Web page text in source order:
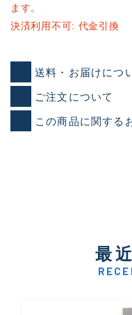
ます。
決済利用不可: 代金引換
送料・お届けにつ
ご注文について
この商品に関する
最